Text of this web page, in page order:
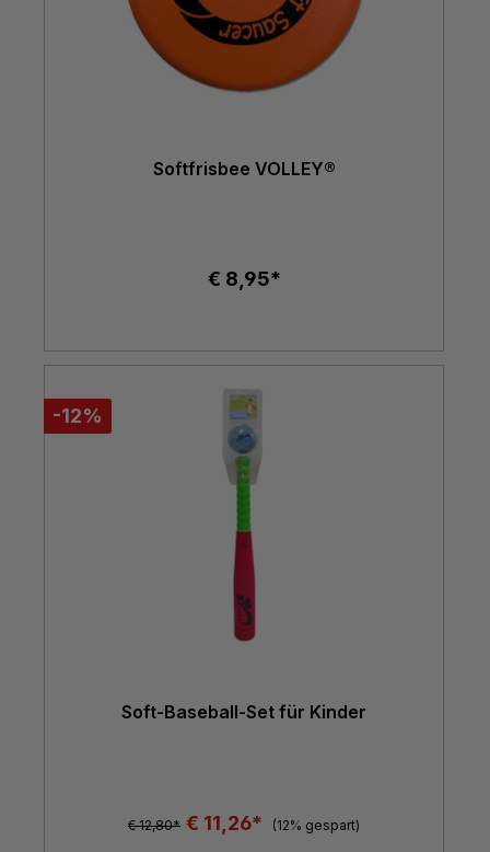
Softfrisbee VOLLEY®
€ 8,95*
-12%
Soft-Baseball-Set für Kinder
€ 12,80* € 11,26* (12% gespart)